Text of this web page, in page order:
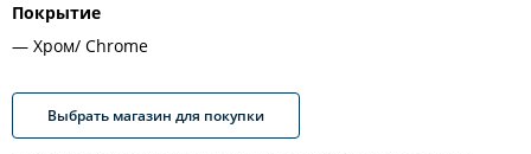
Покрытие
Хром/ Chrome
Выбрать магазин для покупки